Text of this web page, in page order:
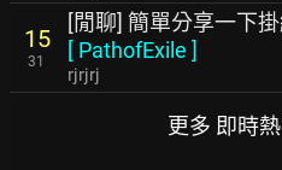
15
31
[閒聊] 簡單分享一下
[ PathofExile ]
rjrjrj
更多 即時